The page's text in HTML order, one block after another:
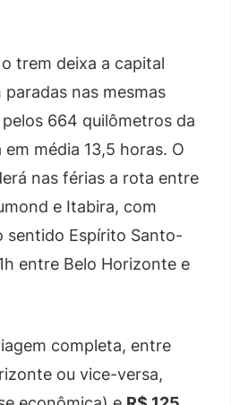
trem deixa a capital
nas mesmas
664 quilômetros da
média 13,5 horas. O
nas férias a rota entre
e Itabira, com
sentido Espírito Santo-
entre Belo Horizonte e
completa, entre
ou vice-versa,